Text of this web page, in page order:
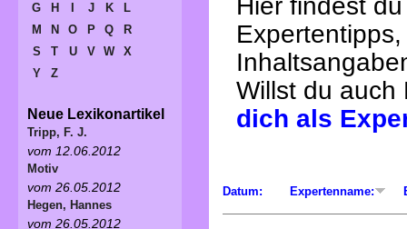
Willst du
dich als
Datum: Expertenname:
G
H J K
L
M
N O P Q
R
S
T U V W
X
Y
Z
Neue Lexikonartikel
Tripp, F. J.
vom 12.06.2012
Motiv
vom 26.05.2012
Hegen, Hannes
vom 26.05.2012